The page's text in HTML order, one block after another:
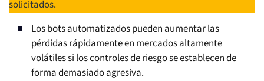
solicitados.
Los bots automatizados pueden aumentar las
pérdidas rápidamente en mercados altamente
volátiles si los controles de riesgo se establecen de
forma demasiado agresiva.